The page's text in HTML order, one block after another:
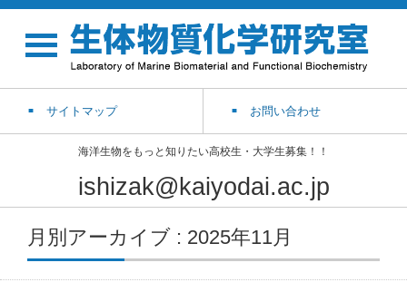
サイトマップ お問い合わせ
海洋生物をもっと知りたい高校生・大学生募集！！
ishizak@kaiyodai.ac.jp
月別アーカイブ : 2025年11月